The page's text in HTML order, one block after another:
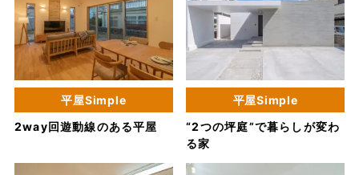
平屋Simple
2way回遊動線のある平屋
平屋Simple
“2つの坪庭”で暮らしが変わ
る家